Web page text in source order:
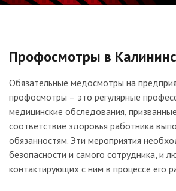
Профосмотры в
Обязательные медосмотры на
профосмотры – это регулярные
медицинские обследования,
соответствие здоровья работника
обязанностям. Эти мероприятия
безопасности и самого сотрудника, и
контактирующих с ним в процессе его